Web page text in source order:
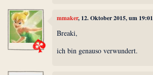
mmaker, 12. Oktober 2015, um 19:01
Breaki,
ich bin genauso verwundert.